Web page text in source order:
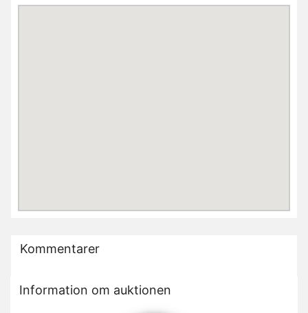
Kommentarer
Information om auktionen